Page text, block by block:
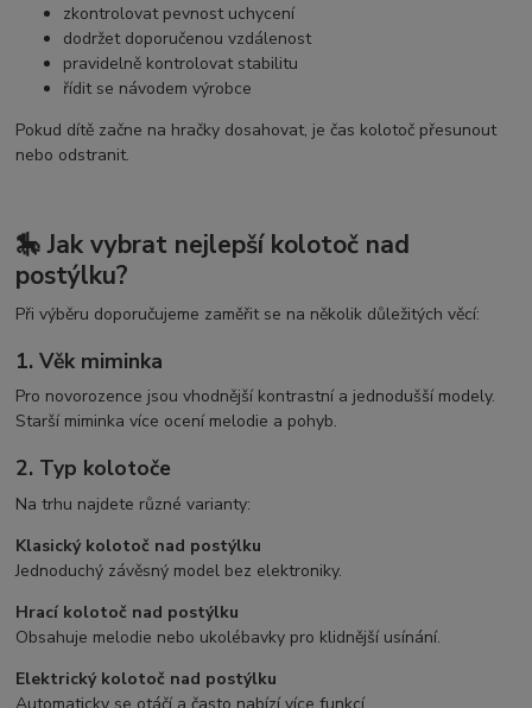
zkontrolovat pevnost uchycení
dodržet doporučenou vzdálenost
pravidelně kontrolovat stabilitu
řídit se návodem výrobce
Pokud dítě začne na hračky dosahovat, je čas kolotoč přesunout
nebo odstranit.
🎠 Jak vybrat nejlepší kolotoč nad
postýlku?
Při výběru doporučujeme zaměřit se na několik důležitých věcí:
1. Věk miminka
Pro novorozence jsou vhodnější kontrastní a jednodušší modely.
Starší miminka více ocení melodie a pohyb.
2. Typ kolotoče
Na trhu najdete různé varianty:
Klasický kolotoč nad postýlku
Jednoduchý závěsný model bez elektroniky.
Hrací kolotoč nad postýlku
Obsahuje melodie nebo ukolébavky pro klidnější usínání.
Elektrický kolotoč nad postýlku
Automaticky se otáčí a často nabízí více funkcí.